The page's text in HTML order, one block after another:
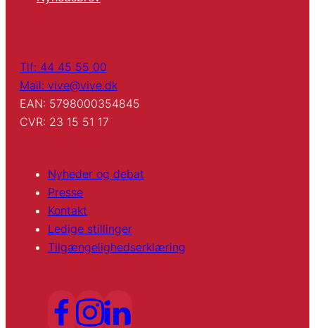
Tlf: 44 45 55 00
Mail: vive@vive.dk
EAN: 5798000354845
CVR: 23 15 51 17
Nyheder og debat
Presse
Kontakt
Ledige stillinger
Tilgængelighedserklæring